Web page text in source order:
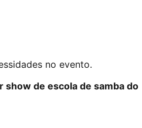
no evento.
show de escola de samba do